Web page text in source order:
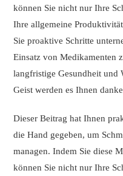
können Sie nicht nur Ihre
Ihre allgemeine
Sie proaktive Schritte
Einsatz von Medikamenten
langfristige Gesundheit
Geist werden es Ihnen
Dieser Beitrag hat Ihnen
die Hand gegeben, um
managen. Indem Sie diese
können Sie nicht nur Ihre